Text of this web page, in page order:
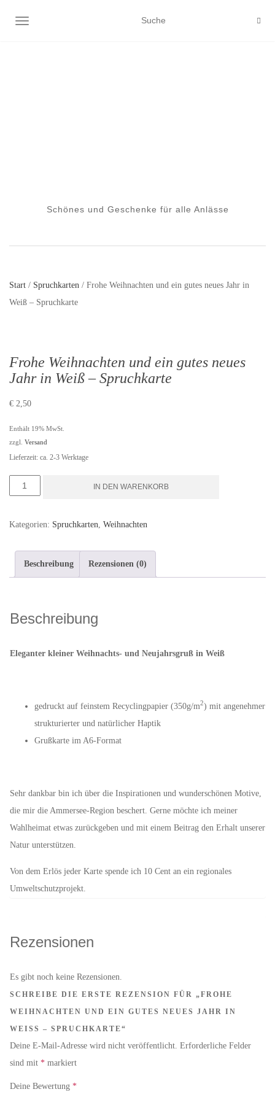
NAVIGATION EIN-/AUSSCHALTEN
Schönes und Geschenke für alle Anlässe
Start / Spruchkarten / Frohe Weihnachten und ein gutes neues Jahr in
Weiß – Spruchkarte
Frohe Weihnachten und ein gutes neues
Jahr in Weiß – Spruchkarte
€ 2,50
Enthält 19% MwSt.
zzgl. Versand
Lieferzeit: ca. 2-3 Werktage
Frohe
gutes
neues
Weiß
Spruchkarte
IN DEN WARENKORB
Kategorien: Spruchkarten, Weihnachten
Beschreibung Rezensionen (0)
Beschreibung
Eleganter kleiner Weihnachts- und Neujahrsgruß in Weiß
gedruckt auf feinstem Recyclingpapier (350g/m2) mit angenehmer
strukturierter und natürlicher Haptik
Grußkarte im A6-Format
Sehr dankbar bin ich über die Inspirationen und wunderschönen Motive,
die mir die Ammersee-Region beschert. Gerne möchte ich meiner
Wahlheimat etwas zurückgeben und mit einem Beitrag den Erhalt unserer
Natur unterstützen.
Von dem Erlös jeder Karte spende ich 10 Cent an ein regionales
Umweltschutzprojekt.
Rezensionen
Es gibt noch keine Rezensionen.
SCHREIBE DIE ERSTE REZENSION FÜR „FROHE
WEIHNACHTEN UND EIN GUTES NEUES JAHR IN
WEISS – SPRUCHKARTE“
Deine E-Mail-Adresse wird nicht veröffentlicht. Erforderliche Felder
sind mit * markiert
Deine Bewertung *